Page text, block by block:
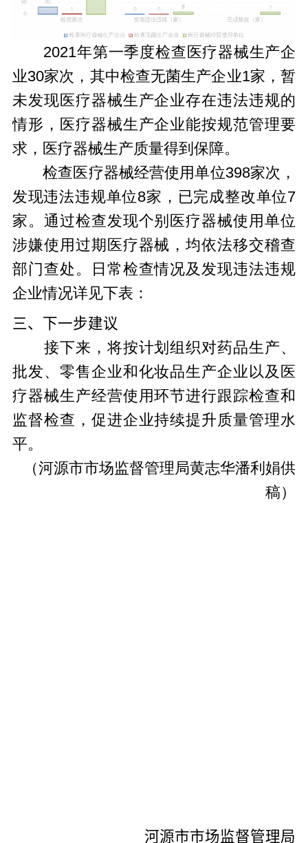
2021年第一季度检查医疗器械生产企
业30家次，其中检查无菌生产企业1家，暂
未发现医疗器械生产企业存在违法违规的
情形，医疗器械生产企业能按规范管理要
求，医疗器械生产质量得到保障。
检查医疗器械经营使用单位398家次，
发现违法违规单位8家，已完成整改单位7
家。通过检查发现个别医疗器械使用单位
涉嫌使用过期医疗器械，均依法移交稽查
部门查处。日常检查情况及发现违法违规
企业情况详见下表：
三、下一步建议
接下来，将按计划组织对药品生产、
批发、零售企业和化妆品生产企业以及医
疗器械生产经营使用环节进行跟踪检查和
监督检查，促进企业持续提升质量管理水
平。
（河源市市场监督管理局黄志华潘利娟供
稿）
河源市市场监督管理局